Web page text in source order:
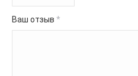
Ваш отзыв *